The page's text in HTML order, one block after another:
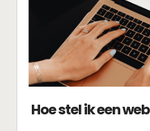
Hoe stel ik een